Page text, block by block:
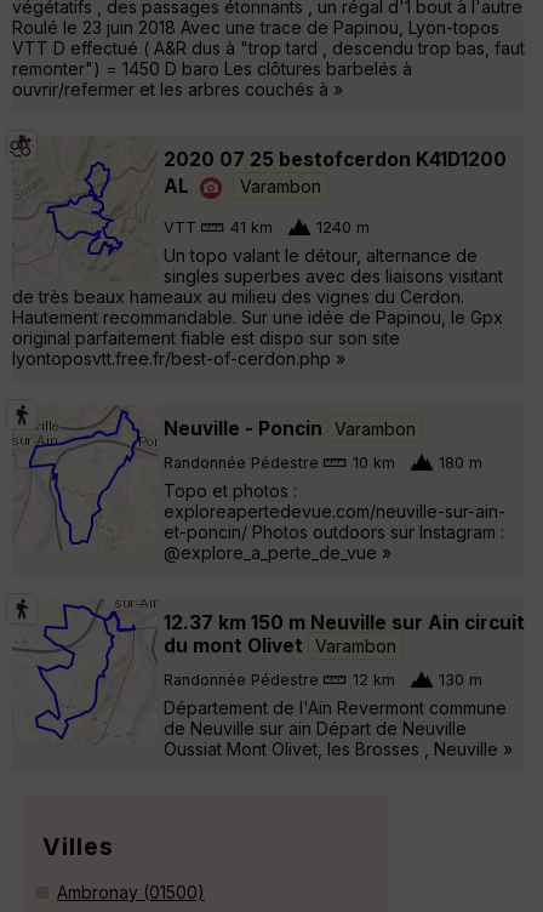
végétatifs , des passages étonnants , un régal d'1 bout à l'autre
Roulé le 23 juin 2018 Avec une trace de Papinou, Lyon-topos
VTT D effectué ( A&R dus à "trop tard , descendu trop bas, faut
remonter") = 1450 D baro Les clôtures barbelés à
ouvrir/refermer et les arbres couchés à »
2020 07 25 bestofcerdon K41D1200
AL
Varambon
VTT 41 km 1240 m
Un topo valant le détour, alternance de
singles superbes avec des liaisons visitant
de très beaux hameaux au milieu des vignes du Cerdon.
Hautement recommandable. Sur une idée de Papinou, le Gpx
original parfaitement fiable est dispo sur son site
lyontoposvtt.free.fr/best-of-cerdon.php »
Neuville - Poncin Varambon
Randonnée Pédestre 10 km 180 m
Topo et photos :
exploreapertedevue.com/neuville-sur-ain-
et-poncin/ Photos outdoors sur Instagram :
@explore_a_perte_de_vue »
12.37 km 150 m Neuville sur Ain circuit
du mont Olivet
Varambon
Randonnée Pédestre 12 km 130 m
Département de l'Ain Revermont commune
de Neuville sur ain Départ de Neuville
Oussiat Mont Olivet, les Brosses , Neuville »
Villes
Ambronay (01500)